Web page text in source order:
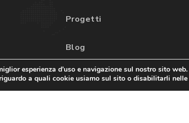
Progetti
Blog
esperienza d'uso e navigazione sul nostro sito web.
a quali cookie usiamo sul sito o disabilitarli nelle